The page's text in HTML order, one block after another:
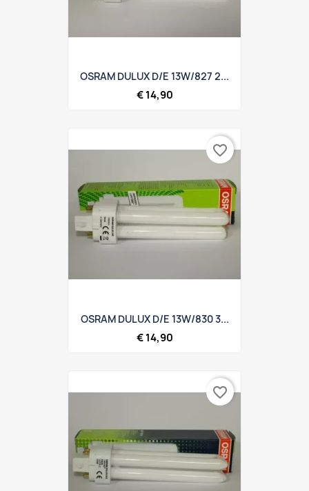
OSRAM DULUX D/E 13W/827 2...
€ 14,90
OSRAM DULUX D/E 13W/830 3...
€ 14,90
favorite_border
favorite_border